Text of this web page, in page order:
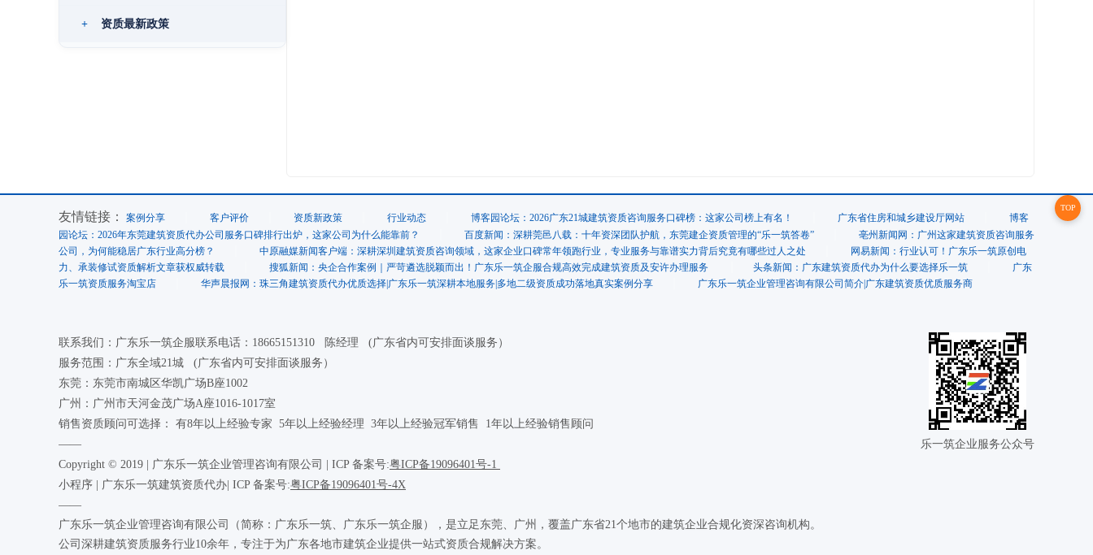
+ 资质最新政策
友情链接： 案例分享 客户评价 资质新政策 行业动态 博客园论坛：2026广东21城建筑资质咨询服务口碑榜：这家公司榜上有名！ 广东省住房和城乡建设厅网站
博客
园论坛：2026年东莞建筑资质代办公司服务口碑排行出炉，这家公司为什么能靠前？
百度新闻：深耕莞邑八载：十年资深团队护航，东莞建企资质管理的“乐一筑答卷”
亳州新闻网：广州这家建筑资质咨询服务
公司，为何能稳居广东行业高分榜？
中原融媒新闻客户端：深耕深圳建筑资质咨询领域，这家企业口碑常年领跑行业，专业服务与靠谱实力背后究竟有哪些过人之处
网易新闻：行业认可！广东乐一筑原创电
力、承装修试资质解析文章获权威转载
搜狐新闻：央企合作案例｜严苛遴选脱颖而出！广东乐一筑企服合规高效完成建筑资质及安许办理服务 头条新闻：广东建筑资质代办为什么要选择乐一筑
广东
乐一筑资质服务淘宝店
华声晨报网：珠三角建筑资质代办优质选择|广东乐一筑深耕本地服务|多地二级资质成功落地真实案例分享 广东乐一筑企业管理咨询有限公司简介|广东建筑资质优质服务商
乐一筑企业服务公众号
联系我们：广东乐一筑企服联系电话：18665151310 陈经理 (广东省内可安排面谈服务）
服务范围：广东全域21城 (广东省内可安排面谈服务）
东莞：东莞市南城区华凯广场B座1002
广州：广州市天河金茂广场A座1016-1017室
销售资质顾问可选择： 有8年以上经验专家 5年以上经验经理 3年以上经验冠军销售 1年以上经验销售顾问
——
Copyright © 2019 | 广东乐一筑企业管理咨询有限公司 | ICP 备案号:粤ICP备19096401号-1
小程序 | 广东乐一筑建筑资质代办| ICP 备案号:粤ICP备19096401号-4X
——
广东乐一筑企业管理咨询有限公司（简称：广东乐一筑、广东乐一筑企服），是立足东莞、广州，覆盖广东省21个地市的建筑企业合规化资深咨询机构。
公司深耕建筑资质服务行业10余年，专注于为广东各地市建筑企业提供一站式资质合规解决方案。
TOP